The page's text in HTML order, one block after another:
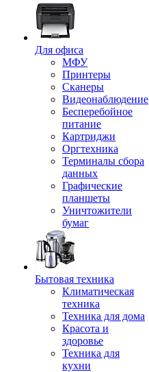
Для офиса
МФУ
Принтеры
Сканеры
Видеонаблюдение
Бесперебойное
питание
Картриджи
Оргтехника
Терминалы сбора
данных
Графические
планшеты
Уничтожители
бумаг
Бытовая техника
Климатическая
техника
Техника для дома
Красота и
здоровье
Техника для
кухни